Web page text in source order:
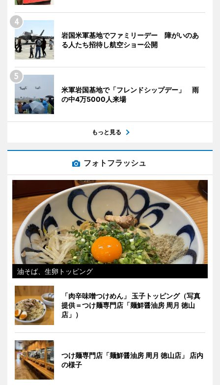
岩国米軍基地でファミリーデー 障がいのあ
る人たち招待し航空ショー公開
米軍岩国基地で「フレンドシップデー」 雨
の中4万5000人来場
もっと見る
フォトフラッシュ
油そば、生卵トッピング
「肉辛味噌つけめん」 玉子トッピング（写真
提供＝つけ麺専門店「麺鮮醤油房 周月 徳山
店」）
つけ麺専門店「麺鮮醤油房 周月 徳山店」 店内
の様子